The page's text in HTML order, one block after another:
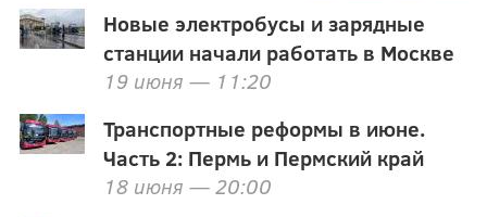
Новые электробусы и зарядные
станции начали работать в Москве
19 июня — 11:20
Транспортные реформы в июне.
Часть 2: Пермь и Пермский край
18 июня — 20:00